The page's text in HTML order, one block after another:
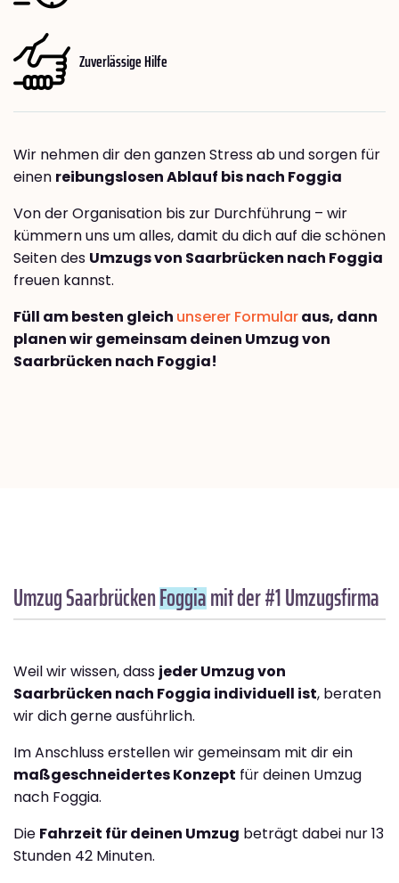
Zuverlässige Hilfe
Wir nehmen dir den ganzen Stress ab und sorgen für
einen reibungslosen Ablauf bis nach Foggia
Von der Organisation bis zur Durchführung – wir
kümmern uns um alles, damit du dich auf die schönen
Seiten des Umzugs von Saarbrücken nach Foggia
freuen kannst.
Füll am besten gleich unserer Formularaus, dann
planen wir gemeinsam deinen Umzug von
Saarbrücken nach Foggia!
Umzug SaarbrückenFoggiamit der #1 Umzugsfirma
Weil wir wissen, dass jeder Umzug von
Saarbrücken nach Foggia individuell ist, beraten
wir dich gerne ausführlich.
Im Anschluss erstellen wir gemeinsam mit dir ein
maßgeschneidertes Konzept für deinen Umzug
nach Foggia.
Die Fahrzeit für deinen Umzug beträgt dabei nur 13
Stunden 42 Minuten.